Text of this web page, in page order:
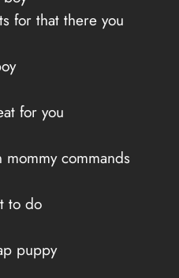
for that there you
for you
commands
to do
puppy